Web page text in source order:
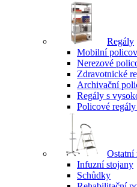
Regály
Mobilní
Nerezové
Zdravotnické
Archivační
Regály s
Policové
Ostatní
Infuzní stojany
Schůdky